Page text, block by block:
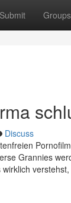
Submit Groups
Discuss
Grannies